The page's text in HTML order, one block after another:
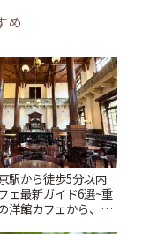
め
駅から徒歩5分以内
ェ最新ガイド6選~重
洋館カフェから、改